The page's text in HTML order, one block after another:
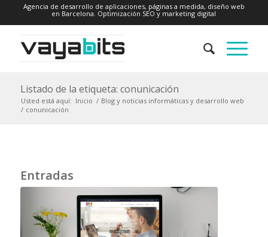
Agencia de desarrollo de aplicaciones, páginas a medida, diseño web
en Barcelona. Optimización SEO y marketing digital
Listado de la etiqueta: conunicación
Usted está aquí: Inicio / Blog y noticias informáticas y desarrollo web
/ conunicación
Entradas